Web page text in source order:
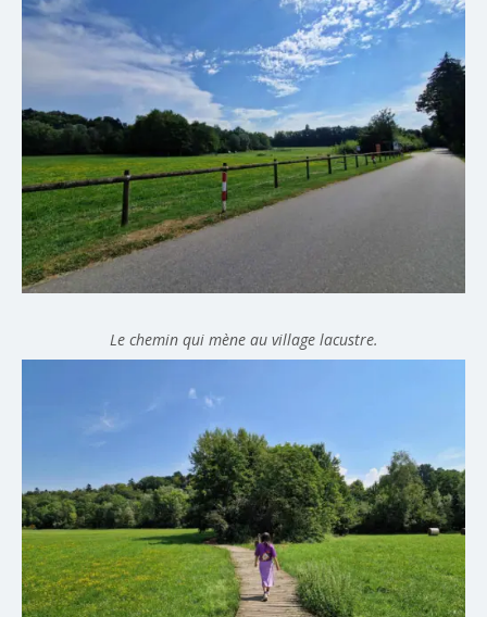
Le chemin qui mène au village lacustre.